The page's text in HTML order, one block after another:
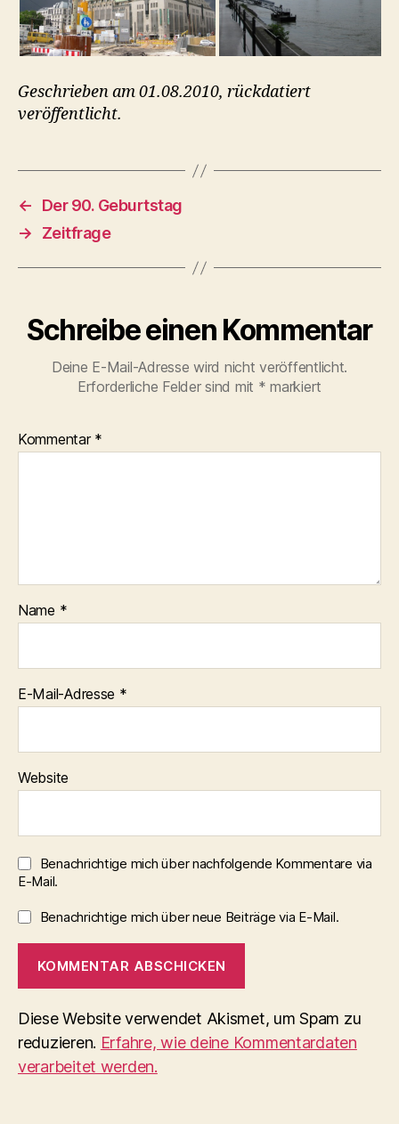
Geschrieben am 01.08.2010, rückdatiert
veröffentlicht.
←
Der 90. Geburtstag
→
Zeitfrage
Schreibe einen Kommentar
Deine E-Mail-Adresse wird nicht veröffentlicht.
Erforderliche Felder sind mit * markiert
Kommentar *
Name *
E-Mail-Adresse *
Website
Benachrichtige mich über nachfolgende Kommentare via
E-Mail.
Benachrichtige mich über neue Beiträge via E-Mail.
Diese Website verwendet Akismet, um Spam zu
reduzieren. Erfahre, wie deine Kommentardaten
verarbeitet werden.